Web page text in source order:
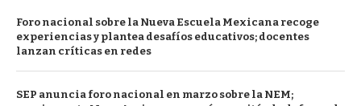
Foro nacional sobre la Nueva Escuela Mexicana recoge
experiencias y plantea desafíos educativos; docentes
lanzan críticas en redes
SEP anuncia foro nacional en marzo sobre la NEM;